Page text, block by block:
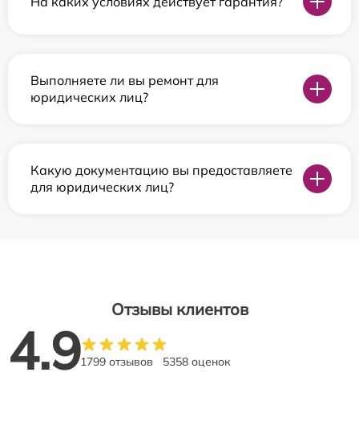
Выполняете ли вы ремонт для
юридических лиц?
Какую документацию вы предоставляете
для юридических лиц?
Отзывы клиентов
4.91799 отзывов 5358 оценок